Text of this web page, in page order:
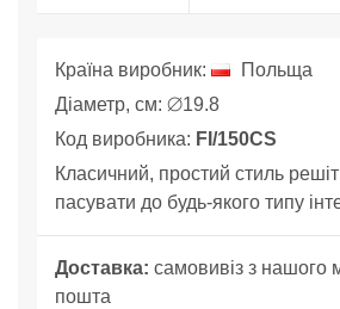
Країна виробник:
Польща
Діаметр, см: ⌀19.8
Код виробника: FI/150CS
Класичний, простий стиль
пасувати до будь-якого типу
Доставка: самовивіз з нашого
пошта